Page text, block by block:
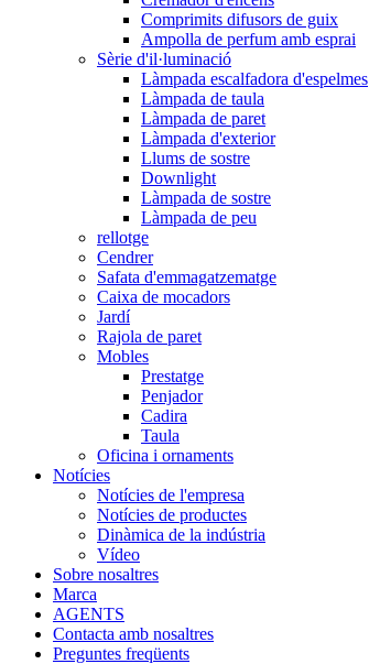
Comprimits difusors de guix
Ampolla de perfum amb esprai
Sèrie d'il·luminació
Làmpada escalfadora d'espelmes
Làmpada de taula
Làmpada de paret
Làmpada d'exterior
Llums de sostre
Downlight
Làmpada de sostre
Làmpada de peu
rellotge
Cendrer
Safata d'emmagatzematge
Caixa de mocadors
Jardí
Rajola de paret
Mobles
Prestatge
Penjador
Cadira
Taula
Oficina i ornaments
Notícies
Notícies de l'empresa
Notícies de productes
Dinàmica de la indústria
Vídeo
Sobre nosaltres
Marca
AGENTS
Contacta amb nosaltres
Preguntes freqüents